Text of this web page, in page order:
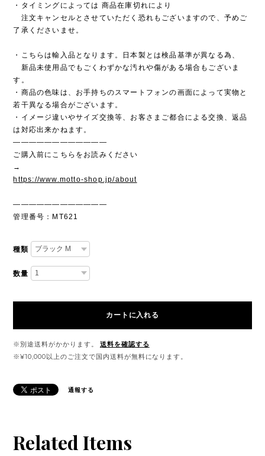
・タイミングによっては 商品在庫切れにより
注文キャンセルとさせていただく恐れもございますので、予めご
了承くださいませ。
・こちらは輸入品となります。日本製とは検品基準が異なる為、
新品未使用品でもごくわずかな汚れや傷がある場合もございま
す。
・商品の色味は、お手持ちのスマートフォンの画面によって実物と
若干異なる場合がございます。
・イメージ違いやサイズ交換等、お客さまご都合による交換、返品
は対応出来かねます。
————————————
ご購入前にこちらをお読みください
→
https://www.motto-shop.jp/about
————————————
管理番号：MT621
種類
数量
カートに入れる
※別途送料がかかります。
送料を確認する
※¥10,000以上のご注文で国内送料が無料になります。
通報する
Related Items